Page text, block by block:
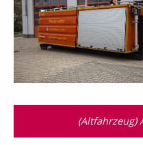
(Altfahrzeug)